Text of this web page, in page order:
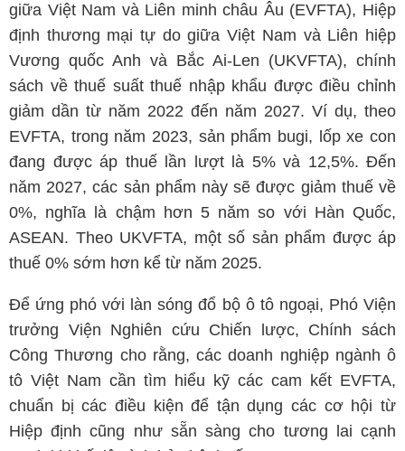
giữa Việt Nam và Liên minh châu Âu (EVFTA), Hiệp
định thương mại tự do giữa Việt Nam và Liên hiệp
Vương quốc Anh và Bắc Ai-Len (UKVFTA), chính
sách về thuế suất thuế nhập khẩu được điều chỉnh
giảm dần từ năm 2022 đến năm 2027. Ví dụ, theo
EVFTA, trong năm 2023, sản phẩm bugi, lốp xe con
đang được áp thuế lần lượt là 5% và 12,5%. Đến
năm 2027, các sản phẩm này sẽ được giảm thuế về
0%, nghĩa là chậm hơn 5 năm so với Hàn Quốc,
ASEAN. Theo UKVFTA, một số sản phẩm được áp
thuế 0% sớm hơn kể từ năm 2025.
Để ứng phó với làn sóng đổ bộ ô tô ngoại, Phó Viện
trưởng Viện Nghiên cứu Chiến lược, Chính sách
Công Thương cho rằng, các doanh nghiệp ngành ô
tô Việt Nam cần tìm hiểu kỹ các cam kết EVFTA,
chuẩn bị các điều kiện để tận dụng các cơ hội từ
Hiệp định cũng như sẵn sàng cho tương lai cạnh